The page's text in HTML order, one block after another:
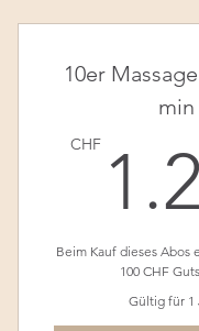
Massage -
10er
min
CHF
Beim Kauf dieses Abos
100 CHF
Gültig für 1